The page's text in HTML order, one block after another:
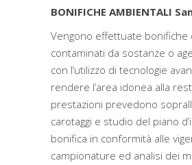
BONIFICHE AMBIENTALI
Vengono effettuate bonifiche
contaminati da sostanze o
con l’utilizzo di tecnologie
rendere l’area idonea alla
prestazioni prevedono
carotaggi e studio del piano
bonifica in conformità alle
campionature ed analisi dei